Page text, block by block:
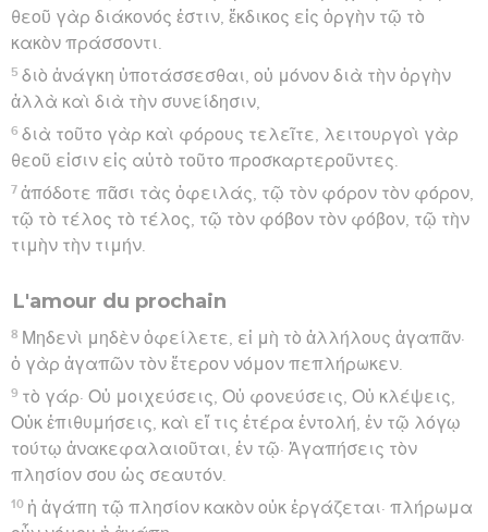
θεοῦ γὰρ διάκονός ἐστιν, ἔκδικος εἰς ὀργὴν τῷ τὸ
κακὸν πράσσοντι.
5 διὸ ἀνάγκη ὑποτάσσεσθαι, οὐ μόνον διὰ τὴν ὀργὴν
ἀλλὰ καὶ διὰ τὴν συνείδησιν,
6 διὰ τοῦτο γὰρ καὶ φόρους τελεῖτε, λειτουργοὶ γὰρ
θεοῦ εἰσιν εἰς αὐτὸ τοῦτο προσκαρτεροῦντες.
7 ἀπόδοτε πᾶσι τὰς ὀφειλάς, τῷ τὸν φόρον τὸν φόρον,
τῷ τὸ τέλος τὸ τέλος, τῷ τὸν φόβον τὸν φόβον, τῷ τὴν
τιμὴν τὴν τιμήν.
L'amour du prochain
8 Μηδενὶ μηδὲν ὀφείλετε, εἰ μὴ τὸ ἀλλήλους ἀγαπᾶν·
ὁ γὰρ ἀγαπῶν τὸν ἕτερον νόμον πεπλήρωκεν.
9 τὸ γάρ· Οὐ μοιχεύσεις, Οὐ φονεύσεις, Οὐ κλέψεις,
Οὐκ ἐπιθυμήσεις, καὶ εἴ τις ἑτέρα ἐντολή, ἐν τῷ λόγῳ
τούτῳ ἀνακεφαλαιοῦται, ἐν τῷ· Ἀγαπήσεις τὸν
πλησίον σου ὡς σεαυτόν.
10 ἡ ἀγάπη τῷ πλησίον κακὸν οὐκ ἐργάζεται· πλήρωμα